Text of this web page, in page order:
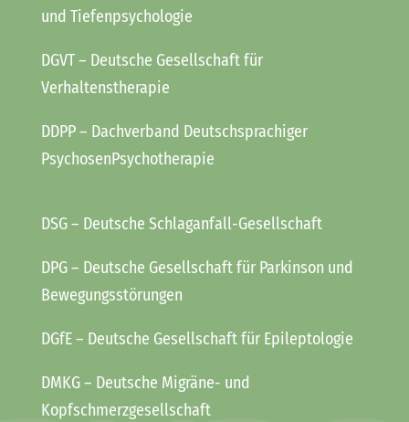
und Tiefenpsychologie
DGVT– Deutsche Gesellschaft für
Verhaltenstherapie
DDPP– Dachverband Deutschsprachiger
PsychosenPsychotherapie
DSG– Deutsche Schlaganfall-Gesellschaft
DPG– Deutsche Gesellschaft für Parkinson und
Bewegungsstörungen
DGfE– Deutsche Gesellschaft für Epileptologie
DMKG– Deutsche Migräne- und
Kopfschmerzgesellschaft